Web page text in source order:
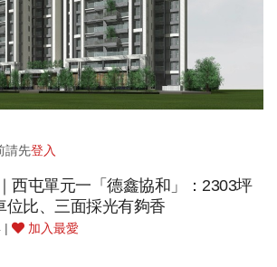
請先登入
西屯單元一「德鑫協和」：2303坪
位比、三面採光有夠香
| 加入最愛